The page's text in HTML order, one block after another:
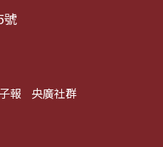
號
報 央廣社群